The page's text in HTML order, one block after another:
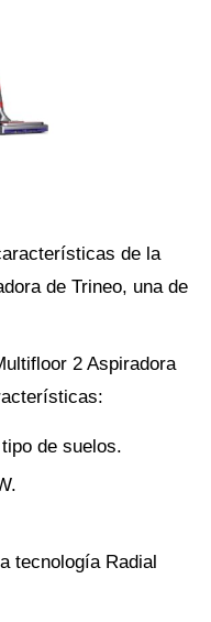
de la
de Trineo, una de
2 Aspiradora
de suelos.
tecnología Radial